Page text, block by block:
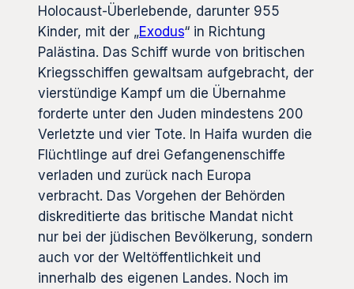
Holocaust-Überlebende, darunter 955
Kinder, mit der „Exodus“ in Richtung
Palästina. Das Schiff wurde von britischen
Kriegsschiffen gewaltsam aufgebracht, der
vierstündige Kampf um die Übernahme
forderte unter den Juden mindestens 200
Verletzte und vier Tote. In Haifa wurden die
Flüchtlinge auf drei Gefangenenschiffe
verladen und zurück nach Europa
verbracht. Das Vorgehen der Behörden
diskreditierte das britische Mandat nicht
nur bei der jüdischen Bevölkerung, sondern
auch vor der Weltöffentlichkeit und
innerhalb des eigenen Landes. Noch im